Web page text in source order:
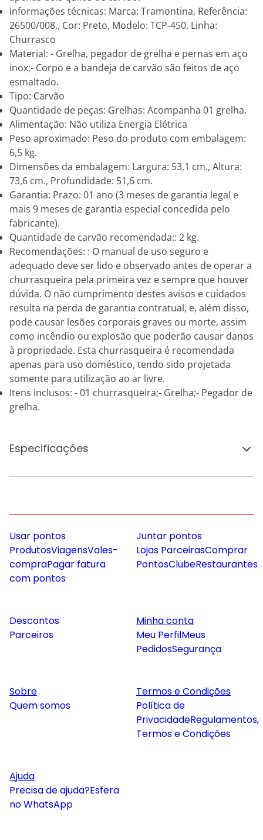
Informações técnicas: Marca: Tramontina, Referência:
26500/008., Cor: Preto, Modelo: TCP-450, Linha:
Churrasco
Material: - Grelha, pegador de grelha e pernas em aço
inox;- Corpo e a bandeja de carvão são feitos de aço
esmaltado.
Tipo: Carvão
Quantidade de peças: Grelhas: Acompanha 01 grelha.
Alimentação: Não utiliza Energia Elétrica
Peso aproximado: Peso do produto com embalagem:
6,5 kg.
Dimensões da embalagem: Largura: 53,1 cm., Altura:
73,6 cm., Profundidade: 51,6 cm.
Garantia: Prazo: 01 ano (3 meses de garantia legal e
mais 9 meses de garantia especial concedida pelo
fabricante).
Quantidade de carvão recomendada:: 2 kg.
Recomendações: : O manual de uso seguro e
adequado deve ser lido e observado antes de operar a
churrasqueira pela primeira vez e sempre que houver
dúvida. O não cumprimento destes avisos e cuidados
resulta na perda de garantia contratual, e, além disso,
pode causar lesões corporais graves ou morte, assim
como incêndio ou explosão que poderão causar danos
à propriedade. Esta churrasqueira é recomendada
apenas para uso doméstico, tendo sido projetada
somente para utilização ao ar livre.
Itens inclusos: - 01 churrasqueira;- Grelha;- Pegador de
grelha.
Especificações
Usar pontos
ProdutosViagensVales-
compraPagar fatura
com pontos
Juntar pontos
Lojas ParceirasComprar
PontosClubeRestaurantes
Descontos
Parceiros
Minha conta
Meu PerfilMeus
PedidosSegurança
Sobre
Quem somos
Termos e Condições
Política de
PrivacidadeRegulamentos,
Termos e Condições
Ajuda
Precisa de ajuda?Esfera
no WhatsApp